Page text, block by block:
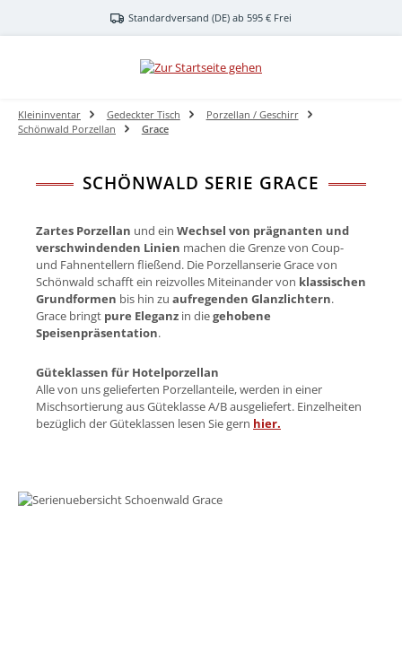
Zum Hauptinhalt springenStandardversand (DE) ab 595 € Frei
Kleininventar Gedeckter Tisch
Porzellan / Geschirr
Schönwald Porzellan
Grace
SCHÖNWALD SERIE GRACE
Zartes Porzellan und ein Wechsel von prägnanten und
verschwindenden Linien machen die Grenze von Coup-
und Fahnentellern fließend. Die Porzellanserie Grace von
Schönwald schafft ein reizvolles Miteinander von klassischen
Grundformen bis hin zu aufregenden Glanzlichtern.
Grace bringt pure Eleganz in diegehobene
Speisenpräsentation.
Güteklassen für Hotelporzellan
Alle von uns gelieferten Porzellanteile, werden in einer
Mischsortierung aus Güteklasse A/B ausgeliefert. Einzelheiten
bezüglich der Güteklassen lesen Sie gern hier.